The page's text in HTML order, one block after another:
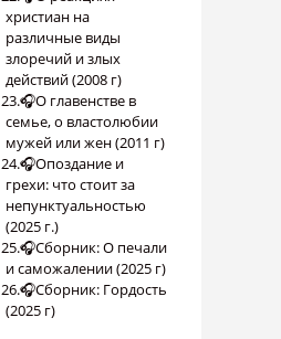
христиан на
различные виды
злоречий и злых
действий (2008 г)
23.🎧О главенстве в
семье, о властолюбии
мужей или жен (2011 г)
24.🎧Опоздание и
грехи: что стоит за
непунктуальностью
(2025 г.)
25.🎧Сборник: О печали
и саможалении (2025 г)
26.🎧Сборник: Гордость
(2025 г)